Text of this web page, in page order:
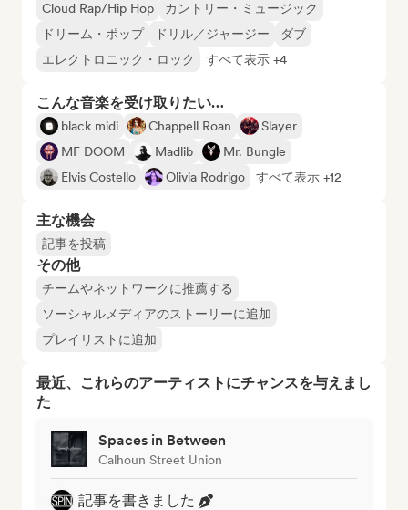
Cloud Rap/Hip Hop
カントリー・ミュージック
ドリーム・ポップ
ドリル／ジャージー
ダブ
エレクトロニック・ロック
すべて表示 +4
こんな音楽を受け取りたい…
black midi Chappell Roan
Slayer
MF DOOM
Madlib
Mr. Bungle
Elvis Costello
Olivia Rodrigo すべて表示 +12
主な機会
記事を投稿
その他
チームやネットワークに推薦する
ソーシャルメディアのストーリーに追加
プレイリストに追加
最近、これらのアーティストにチャンスを与えまし
た
Spaces in Between
Calhoun Street Union
記事を書きました